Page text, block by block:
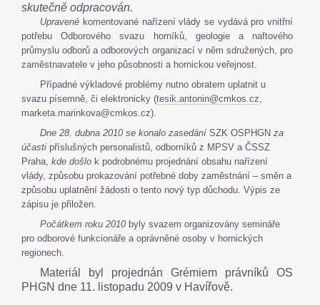
skutečně odpracován.
Upravené komentované nařízení vlády se vydává pro vnitřní
potřebu Odborového svazu horníků, geologie a naftového
průmyslu odborů a odborových organizací v něm sdružených, pro
zaměstnavatele v jeho působnosti a hornickou veřejnost.
Případné výkladové problémy nutno obratem uplatnit u
svazu písemně, či elektronicky (tesik.antonin@cmkos.cz,
marketa.marinkova@cmkos.cz).
Dne 28. dubna 2010 se konalo zasedáníSZK OSPHGNza
účasti příslušných personalistů, odborníků z MPSV a ČSSZ
Praha, kde došlo k podrobnému projednání obsahu nařízení
vlády, způsobu prokazování potřebné doby zaměstnání – směn a
způsobu uplatnění žádosti o tento nový typ důchodu. Výpis ze
zápisu je přiložen.
Počátkem roku 2010 byly svazem organizovány semináře
pro odborové funkcionáře a oprávněné osoby v hornických
regionech.
Materiál byl projednán Grémiem právníků OS
PHGN dne 11. listopadu 2009 v Havířově.